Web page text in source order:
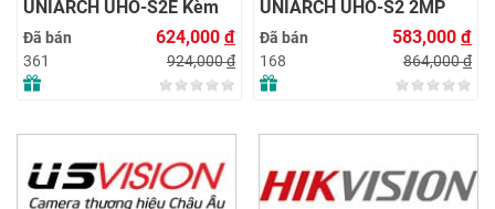
UNIARCH UHO-S2E Kèm
Thẻ Nhớ IMOU 64GB |
Xem Từ Xa | Dễ Lắp Đặt
Đã bán
361
624,000 đ
924,000đ
UNIARCH UHO-S2 2MP
Kèm Thẻ Nhớ IMOU 64GB
| Phù Hợp Nhà & Cửa Hàng
Đã bán
168
583,000 đ
864,000đ